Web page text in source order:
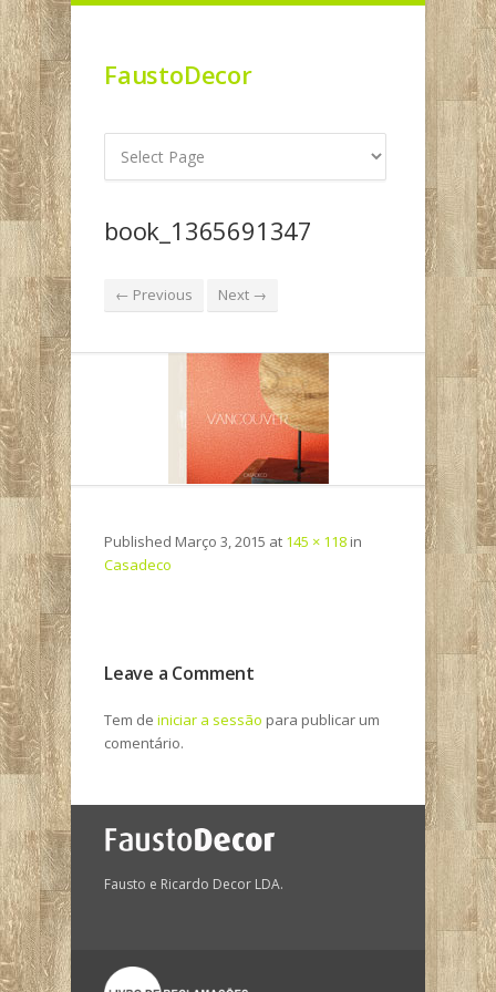
FaustoDecor
book_1365691347
← Previous Next →
Published Março 3, 2015 at 145 × 118 in
Casadeco
Leave a Comment
Tem de iniciar a sessão para publicar um
comentário.
Fausto e Ricardo Decor LDA.